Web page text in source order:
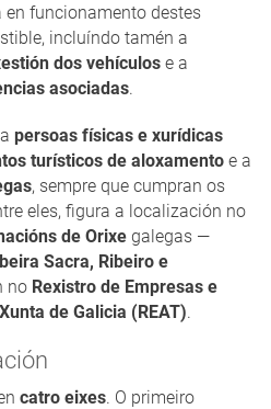
funcionamento destes
incluíndo tamén a
dos vehículos e a
asociadas.
persoas físicas e xurídicas
turísticos de aloxamento e a
, sempre que cumpran os
eles, figura a localización no
de Orixe galegas —
Sacra, Ribeiro e
no Rexistro de Empresas e
de Galicia (REAT).
catro eixes. O primeiro